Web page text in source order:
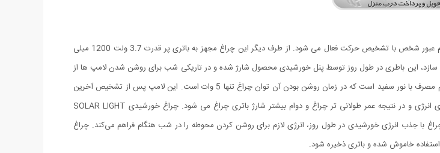
چراغ خورشیدی دیواری Solar Light مجهز به سنسور مادون قرمز PIR می باشد که فقط هنگام عبور شخص با تشخیص حرکت فعال می شود. از طرف دیگر این چراغ مجهز به باتری پر قدرت 3.7 ولت 1200 میلی
سازد، این باطری در طول روز توسط پنل خورشیدی محصول شارژ شده و در تاریکی شب برای روشن شدن لامپ ها از
همان انرژی ذخیره شده استفاده خواهد کرد. لامپ به کار رفته در این چراغ از نوع LED فوق کم مصرف با نور سفید است که در زمان روشن بودن آن توان چراغ تنها 5 وات است. این لامپ پس از تشخیص آخرین
حرکت با گذشتن 10 ثانیه به صورت خودکار خاموش می شود که این عمل باعث کاهش بسزای انرژی و در نتیجه عمر طولانی تر چراغ و دوام بیشتر شارژ باتری چراغ می شود. چراغ خورشیدی SOLAR LIGHT
با جذب انرژی خورشیدی در طول روز، انرژی لازم برای روشن کردن محوطه را در شب هنگام فراهم می‌کند. چراغ
خاموش شده و باتری ذخیره شود.